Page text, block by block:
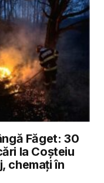
Făget: 30
la Coșteiu
chemați în